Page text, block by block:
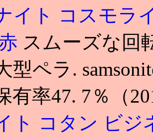
イト コスモラ
スムーズな回
型ペラ.
有率47. 7％（
ト コタン ビジ